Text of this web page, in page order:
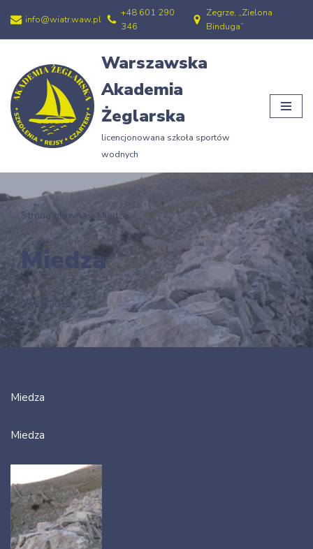
Przejdź
treści
info@wiatr.waw.pl
+48 601 290
346
Zegrze, „Zielona
Binduga”
Warszawska
Akademia
Żeglarska
licencjonowana szkoła sportów
wodnych
Strona główna » Miedza
Miedza
29/12/2012
Miedza
Miedza